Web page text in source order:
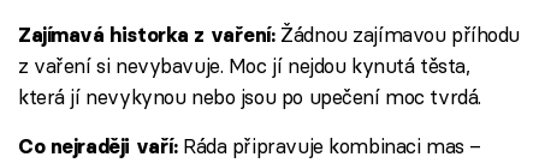
Zajímavá historka z vaření: Žádnou zajímavou příhodu
z vaření si nevybavuje. Moc jí nejdou kynutá těsta,
která jí nevykynou nebo jsou po upečení moc tvrdá.
Co nejraději vaří: Ráda připravuje kombinaci mas –